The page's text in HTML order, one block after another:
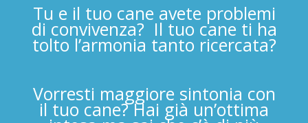
Tu e il tuo cane avete problemi
di convivenza? Il tuo cane ti ha
tolto l’armonia tanto ricercata?
Vorresti maggiore sintonia con
il tuo cane? Hai già un’ottima